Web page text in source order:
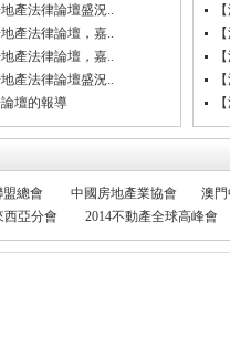
產法律論壇盛況..
產法律論壇，嘉..
產法律論壇，嘉..
產法律論壇盛況..
壇的報導
總會 中國房地產業協會 澳
西亞分會
2014不動產全球高峰會